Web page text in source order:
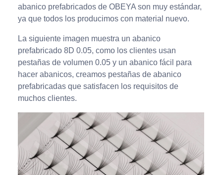
abanico prefabricados de OBEYA son muy estándar,
ya que todos los producimos con material nuevo.
La siguiente imagen muestra un abanico
prefabricado 8D 0.05, como los clientes usan
pestañas de volumen 0.05 y un abanico fácil para
hacer abanicos, creamos pestañas de abanico
prefabricadas que satisfacen los requisitos de
muchos clientes.